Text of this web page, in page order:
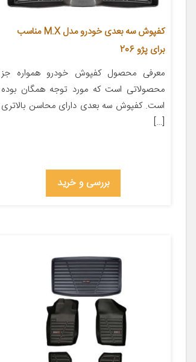
کفپوش سه بعدی خودرو مدل M.X مناسب
برای پژو 206
معرفی محصول کفپوش خودرو همواره جز
محصولاتی است که مورد توجه همگان بوده
است. کفپوش سه بعدی دارای محاسن بالاتری
[…]
بررسی و خرید